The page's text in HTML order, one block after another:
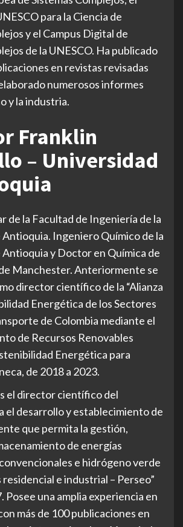
para la Ciencia de
y el Campus Digital de
de la UNESCO. Ha publicado
en revistas revisadas
numerosos informes
y la industria.
Franklin
– Universidad
de la Facultad de Ingeniería de la
Ingeniero Químico de la
y Doctor en Química de
Manchester. Anteriormente se
director científico de la “Alianza
Energética de los Sectores
de Colombia mediante el
de Recursos Renovables
Energética para
de 2018 a 2023.
el director científico del
el desarrollo y establecimiento de
que permita la gestión,
de energías
e hidrógeno verde
e industrial – Perseo”
Posee una amplia experiencia en
más de 100 publicaciones en